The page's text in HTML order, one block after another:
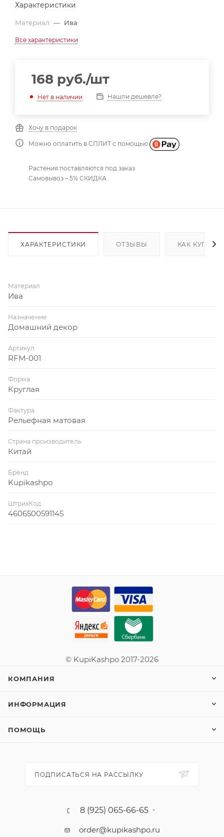
Характеристики
Материал — Ива
Все характеристики
168 руб./шт
Нет в наличии Нашли дешевле?
Хочу в подарок
Можно оплатить в СПЛИТ с помощью
Растения поставляются под заказ
Самовывоз – 5% СКИДКА
ХАРАКТЕРИСТИКИ ОТЗЫВЫ КАК КУПИТЬ
Материал
Ива
Назначение
Домашний декор
Артикул
RFM-001
Форма
Круглая
Фактура
Рельефная матовая
Страна производитель
Китай
Бренд
Kupikashpo
ШтрихКод
4606500591145
© KupiKashpo 2017-2026
КОМПАНИЯ
ИНФОРМАЦИЯ
ПОМОЩЬ
ПОДПИСАТЬСЯ НА РАССЫЛКУ
8 (925) 065-66-65
order@kupikashpo.ru